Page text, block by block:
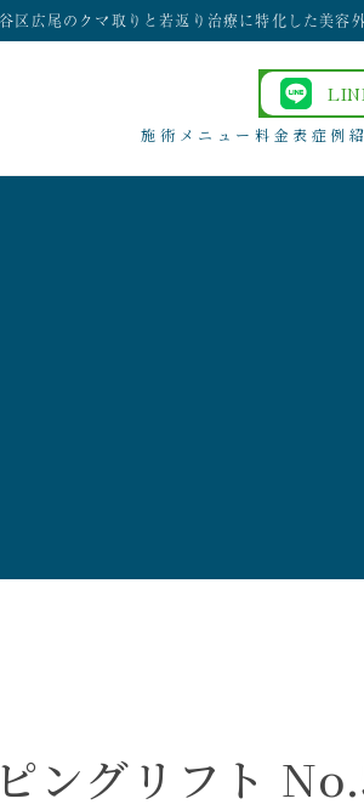
区広尾のクマ取りと若返り治療に特化した美容
施術メニュー 料金表 症例
ングリフト